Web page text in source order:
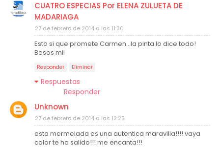
CUATRO ESPECIAS Por ELENA ZULUETA DE
MADARIAGA
27 de febrero de 2014 a las 11:30
Esto si que promete Carmen...la pinta lo dice todo!
Besos mil
Responder Eliminar
Respuestas
Responder
Unknown
27 de febrero de 2014 a las 12:25
esta mermelada es una autentica maravilla!!!! vaya
color te ha salido!!! me encanta!!!